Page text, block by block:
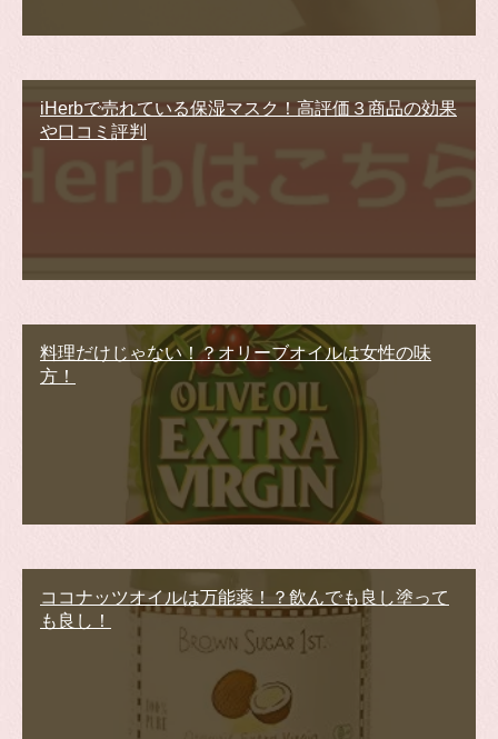
iHerbで売れている保湿マスク！高評価３商品の効果
や口コミ評判
料理だけじゃない！？オリーブオイルは女性の味
方！
ココナッツオイルは万能薬！？飲んでも良し塗って
も良し！